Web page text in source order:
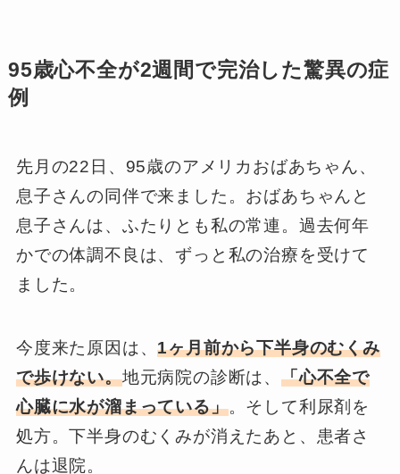
95歳心不全が2週間で完治した驚異の症
例
先月の22日、95歳のアメリカおばあちゃん、
息子さんの同伴で来ました。おばあちゃんと
息子さんは、ふたりとも私の常連。過去何年
かでの体調不良は、ずっと私の治療を受けて
ました。
今度来た原因は、1ヶ月前から下半身のむくみ
で歩けない。地元病院の診断は、「心不全で
心臓に水が溜まっている」。そして利尿剤を
処方。下半身のむくみが消えたあと、患者さ
んは退院。